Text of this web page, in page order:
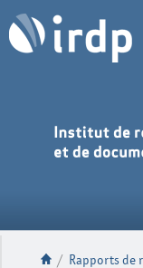
/ Rapports de